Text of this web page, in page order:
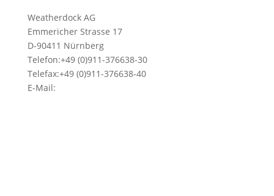
Weatherdock AG
Emmericher Strasse 17
D-90411 Nürnberg
Telefon:+49 (0)911-376638-30
Telefax:+49 (0)911-376638-40
E-Mail: